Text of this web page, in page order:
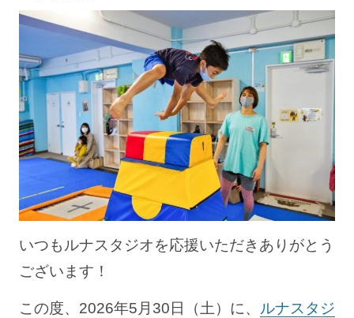
いつもルナスタジオを応援いただきありがとう
ございます！
この度、2026年5月30日（土）に、 ルナスタジ